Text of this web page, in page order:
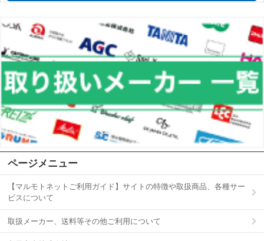
ページメニュー
【マルモトネットご利用ガイド】サイトの特徴や取扱商品、各種サー
ビスについて
取扱メーカー、送料等その他ご利用について